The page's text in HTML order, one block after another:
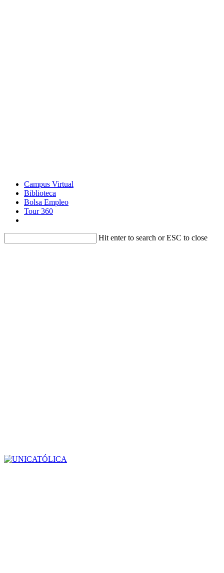
Campus Virtual
Biblioteca
Bolsa Empleo
Tour 360
Hit enter to search or ESC to close